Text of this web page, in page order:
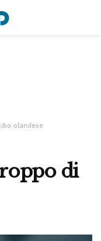
olandese
di